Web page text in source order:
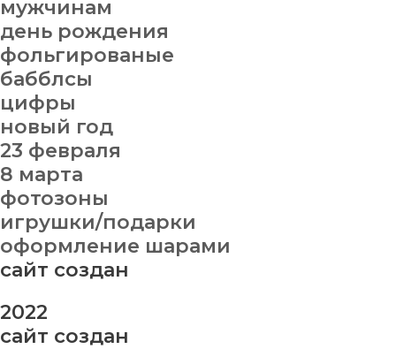
мужчинам
день рождения
фольгированые
бабблсы
цифры
новый год
23 февраля
8 марта
фотозоны
игрушки/подарки
оформление шарами
сайт создан
2022
сайт создан